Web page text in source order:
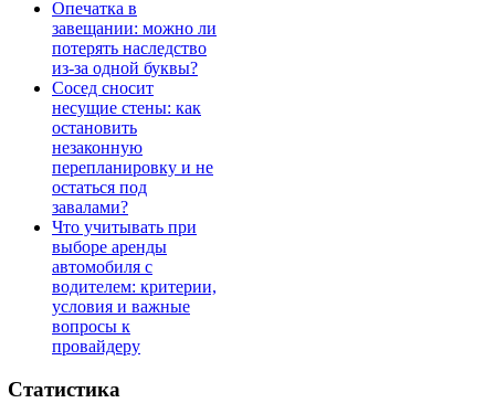
Опечатка в
завещании: можно ли
потерять наследство
из-за одной буквы?
Сосед сносит
несущие стены: как
остановить
незаконную
перепланировку и не
остаться под
завалами?
Что учитывать при
выборе аренды
автомобиля с
водителем: критерии,
условия и важные
вопросы к
провайдеру
Статистика